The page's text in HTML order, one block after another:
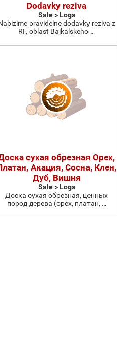
Dodavky reziva
Sale > Logs
pravidelne dodavky reziva z
RF, oblast Bajkalskeho …
сухая обрезная Орех,
Акация, Сосна, Клен,
Дуб, Вишня
Sale > Logs
Доска сухая обрезная, ценных
пород дерева (орех, платан, …